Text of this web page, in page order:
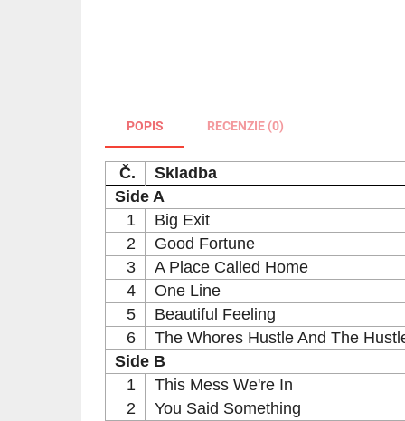
POPIS RECENZIE (0)
Č.
Skladba
Side A
1
Big Exit
2
Good Fortune
3
A Place Called Home
4
One Line
5
Beautiful Feeling
6
The Whores Hustle And The
Side B
1
This Mess We're In
2
You Said Something